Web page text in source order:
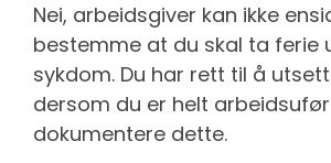
Nei, arbeidsgiver kan ikke
bestemme at du skal ta ferie
sykdom. Du har rett til å
dersom du er helt
dokumentere dette.